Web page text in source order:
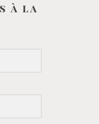
à la